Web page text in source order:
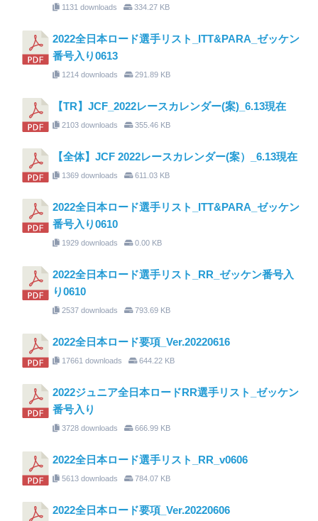
1131 downloads 334.27 KB
2022全日本ロード選手リスト_ITT&PARA_ゼッケン
番号入り0613
1214 downloads 291.89 KB
【TR】JCF_2022レースカレンダー(案)_6.13現在
2103 downloads 355.46 KB
【全体】JCF 2022レースカレンダー(案）_6.13現在
1369 downloads 611.03 KB
2022全日本ロード選手リスト_ITT&PARA_ゼッケン
番号入り0610
1929 downloads 0.00 KB
2022全日本ロード選手リスト_RR_ゼッケン番号入
り0610
2537 downloads 793.69 KB
2022全日本ロード要項_Ver.20220616
17661 downloads 644.22 KB
2022ジュニア全日本ロードRR選手リスト_ゼッケン
番号入り
3728 downloads 666.99 KB
2022全日本ロード選手リスト_RR_v0606
5613 downloads 784.07 KB
2022全日本ロード要項_Ver.20220606